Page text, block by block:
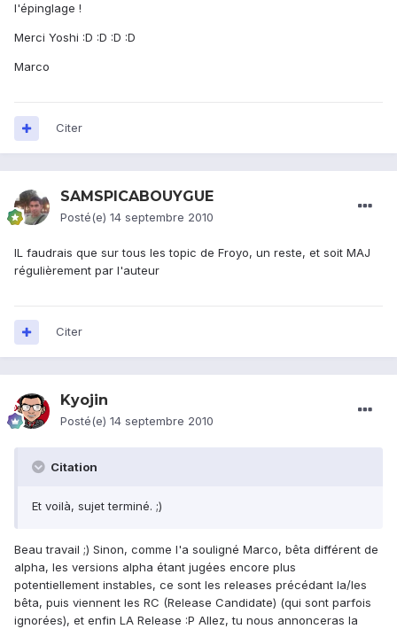
l'épinglage !
Merci Yoshi :D :D :D :D
Marco
Citer
SAMSPICABOUYGUE
Posté(e) 14 septembre 2010
IL faudrais que sur tous les topic de Froyo, un reste, et soit MAJ
régulièrement par l'auteur
Citer
Kyojin
Posté(e) 14 septembre 2010
Citation
Et voilà, sujet terminé. ;)
Beau travail ;) Sinon, comme l'a souligné Marco, bêta différent de
alpha, les versions alpha étant jugées encore plus
potentiellement instables, ce sont les releases précédant la/les
bêta, puis viennent les RC (Release Candidate) (qui sont parfois
ignorées), et enfin LA Release :P Allez, tu nous annonceras la